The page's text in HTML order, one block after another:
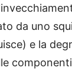
da uno
e la